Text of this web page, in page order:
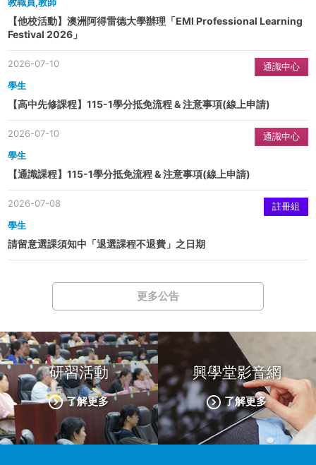
教職員,教師
【他校活動】澳洲阿得雷德大學辦理「EMI Professional Learning
Festival 2026」
通識中心
學生
2026-07-10
【高中先修課程】115-1學分抵免流程 & 注意事項(線上申請)
通識中心
學生
2026-07-10
【通識課程】115-1學分抵免流程 & 注意事項(線上申請)
註冊組
學生
2026-07-08
請留意選課須知中「退選課程不退費」之日期
更多公告
研習活動
了解更多
興學堂影音網
了解更多